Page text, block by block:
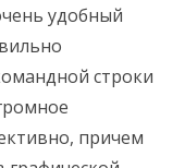
строки
Windows
CMD
удобный
строки
причем